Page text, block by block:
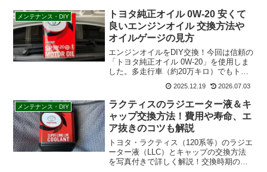
メンテナンス・DIY
トヨタ純正オイル 0W-20 安くて
良いエンジンオイル 交換方法や
オイルゲージの見方
エンジンオイルをDIY交換！今回は信頼の
「トヨタ純正オイル 0W-20」を使用しま
した。多走行車（約20万キロ）でもトラ
ブルなく走るためのオイル選びや、実際
に交換して感じたエンジン音の変化など
を解説。自分でお得にメンテナンスした
い方必見です。
2025.12.19 2026.07.03
メンテナンス・DIY
ラクティスのラジエーター液＆キ
ャップ交換方法！費用や寿命、エ
ア抜きのコツも解説
トヨタ・ラクティス（120系等）のラジエ
ーター液（LLC）とキャップの交換方法
を写真付きで詳しく解説！交換時期の目